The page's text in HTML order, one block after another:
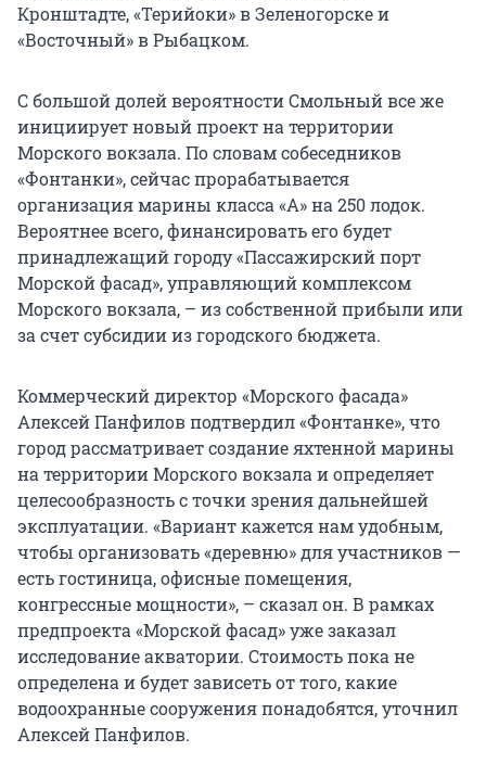
Кронштадте, «Терийоки» в Зеленогорске и
«Восточный» в Рыбацком.
С большой долей вероятности Смольный все же
инициирует новый проект на территории
Морского вокзала. По словам собеседников
«Фонтанки», сейчас прорабатывается
организация марины класса «А» на 250 лодок.
Вероятнее всего, финансировать его будет
принадлежащий городу «Пассажирский порт
Морской фасад», управляющий комплексом
Морского вокзала, – из собственной прибыли или
за счет субсидии из городского бюджета.
Коммерческий директор «Морского фасада»
Алексей Панфилов подтвердил «Фонтанке», что
город рассматривает создание яхтенной марины
на территории Морского вокзала и определяет
целесообразность с точки зрения дальнейшей
эксплуатации. «Вариант кажется нам удобным,
чтобы организовать «деревню» для участников —
есть гостиница, офисные помещения,
конгрессные мощности», – сказал он. В рамках
предпроекта «Морской фасад» уже заказал
исследование акватории. Стоимость пока не
определена и будет зависеть от того, какие
водоохранные сооружения понадобятся, уточнил
Алексей Панфилов.